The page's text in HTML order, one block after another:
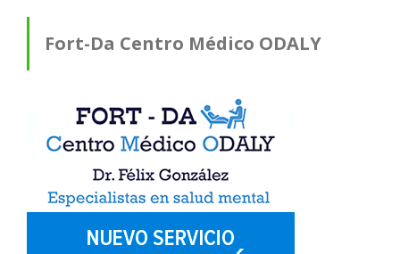
Fort-Da Centro Médico ODALY